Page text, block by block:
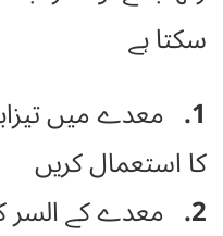
سکتا ہے
1. معدے میں
کا استعمال کریں
2. معدے کے السر